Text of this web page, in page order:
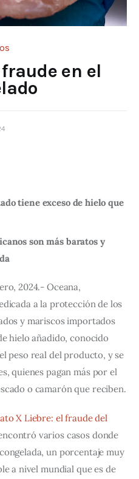
en el
tiene exceso de hielo que
son más baratos y
2024.- Oceana,
a la protección de los
y mariscos importados
hielo añadido, conocido
peso real del producto, y se
quienes pagan más por el
o camarón que reciben.
X Liebre: el fraude del
varios casos donde
un porcentaje muy
a nivel mundial que es de